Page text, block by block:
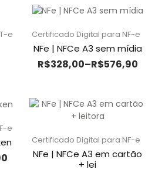
e Certificado Digital para NF-e
NFe | NFCe A3 sem mídia
R$328,00–R$576,90
e
Certificado Digital para NF-e
NFe | NFCe A3 em cartão
+ lei